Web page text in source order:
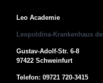
Leo Academie
Leopoldina-Krankenhaus
Gustav-Adolf-Str. 6-8
97422 Schweinfurt
Telefon: 09721 720-3415